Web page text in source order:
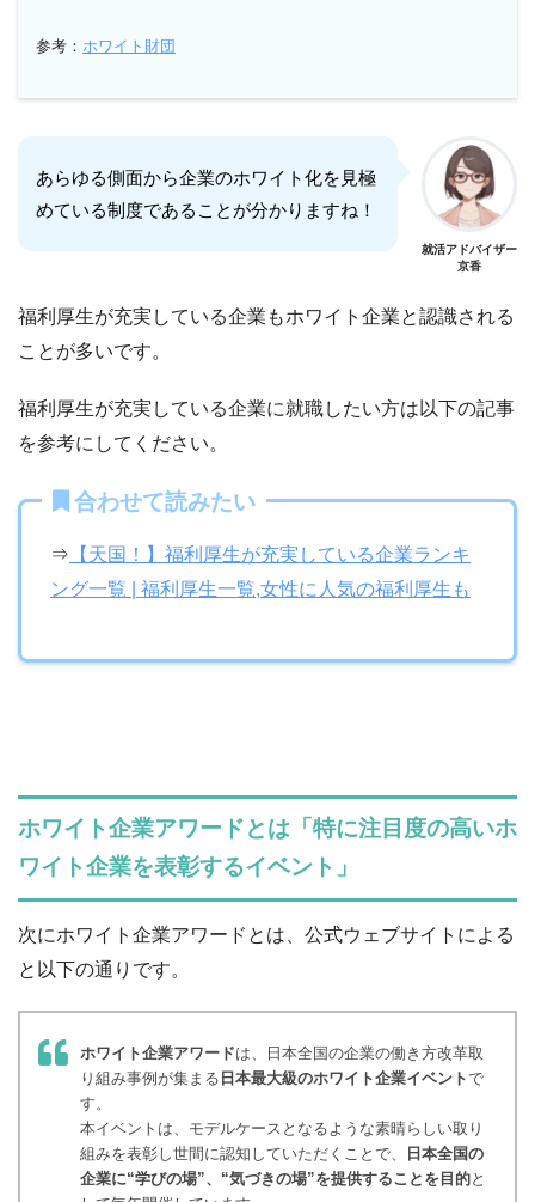
参考： ホワイト財団
あらゆる側面から企業のホワイト化を見極
めている制度であることが分かりますね！
就活アドバイザー
京香
福利厚生が充実している企業もホワイト企業と認識される
ことが多いです。
福利厚生が充実している企業に就職したい方は以下の記事
を参考にしてください。
合わせて読みたい
⇒ 【天国！】福利厚生が充実している企業ランキ
ング一覧 | 福利厚生一覧,女性に人気の福利厚生も
ホワイト企業アワードとは「特に注目度の高いホ
ワイト企業を表彰するイベント」
次にホワイト企業アワードとは、公式ウェブサイトによる
と以下の通りです。
ホワイト企業アワードは、日本全国の企業の働き方改革取
り組み事例が集まる 日本最大級のホワイト企業イベントで
す。
本イベントは、モデルケースとなるような素晴らしい取り
組みを表彰し世間に認知していただくことで、
日本全国の
企業に“学びの場”、“気づきの場”を提供することを目的と